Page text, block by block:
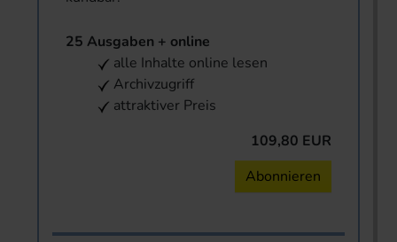
25 Ausgaben + online
alle Inhalte online lesen
Archivzugriff
attraktiver Preis
109,80 EUR
Abonnieren